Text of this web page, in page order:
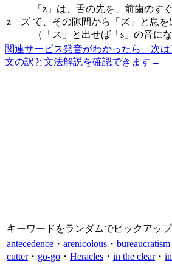
z ズ
「z」は、舌の先を、前歯のす
て、その隙間から「ズ」と息を
（「ス」と出せば「s」の音にな
関連サービス発音がわかったら、次
文の訳と文法解説を確認できます →
キーワードをランダムでピックアップ
antecedence ・ arenicolous ・ bureaucratism
cutter・ go-go ・ Heracles ・ in the clear・